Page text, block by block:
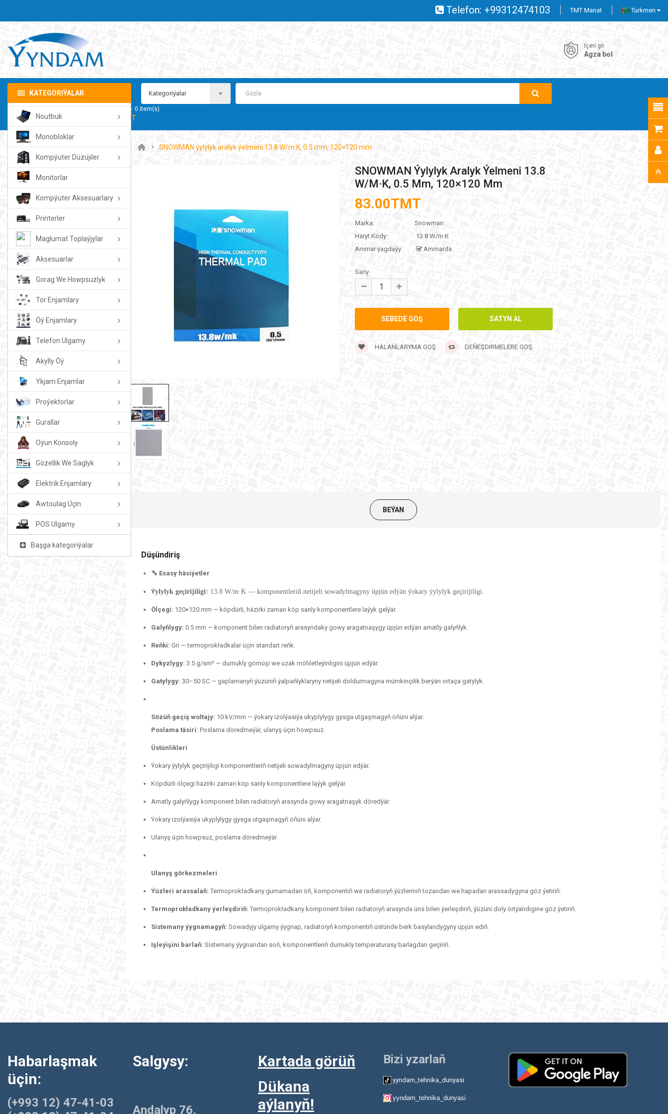
TMT Manat Turkmen
Telefon: +99312474103
Içeri gir
Agza bol
KATEGORIÝALAR
Noutbuk
Monobloklar
Kompýuter Düzüjiler
Monitorlar
Kompýuter Aksesuarlary
Printerler
Maglumat Toplaýjylar
Aksesuarlar
Gorag We Howpsuzlyk
Tor Enjamlary
Öý Enjamlary
Telefon Ulgamy
Akylly Öý
Ykjam Enjamlar
Proýektorlar
Gurallar
Oýun Konsoly
Gözellik We Saglyk
Elektrik Enjamlary
Awtoulag Üçin
POS Ulgamy
Başga kategoriýalar
Kategoriýalar
0 item(s)
- 0.00TMT
SNOWMAN ýylylyk aralyk ýelmeni 13.8 W/m·K, 0.5 mm, 120×120 mm
SNOWMAN Ýylylyk Aralyk Ýelmeni 13.8
W/m·K, 0.5 Mm, 120×120 Mm
83.00TMT
Marka:
Snowman
Haryt Kody:
13.8 W/m·K
Ammar ýagdaýy
Ammarda
Sany
HALANLARYMA GOŞ DEŇEŞDIRMELERE GOŞ
BEÝAN
Düşündiriş
🔧 Esasy häsiýetler
Ýylylyk geçirijiligi: 13.8 W/m·K — komponentleriň netijeli sowadylmagyny üpjün edýän ýokary ýylylyk geçirijiligi.
Ölçegi: 120×120 mm — köpdürli, häzirki zaman köp sanly komponentlere laýyk gelýär.
Galyňlygy: 0.5 mm — komponent bilen radiatoryň arasyndaky gowy aragatnaşygy üpjün edýän amatly galyňlyk.
Reňki: Gri — termoprokładkalar üçin standart reňk.
Dykyzlygy: 3.5 g/sm³ — durnukly görnüşi we uzak möhletleýinligini üpjün edýär.
Gatylygy: 30–50 SC — gaplamanyň ýüzüniň ýalpaňlyklaryny netijeli doldurmagyna mümkinçilik berýän ortaça gatylyk.
Sözüň geçiş woltajy: 10 kV/mm — ýokary izolýasiýa ukyplylygy gysga utgaşmagyň öňüni alýar.
Poslama täsiri: Poslama döredmeýär, ulanyş üçin howpsuz.
Üstünlikleri
Ýokary ýylylyk geçirijiligi komponentleriň netijeli sowadylmagyny üpjün edýär.
Köpdürli ölçegi häzirki zaman köp sanly komponentlere laýyk gelýär.
Amatly galyňlygy komponent bilen radiatoryň arasynda gowy aragatnaşyk döredýär.
Ýokary izolýasiýa ukyplylygy gysga utgaşmagyň öňüni alýar.
Ulanyş üçin howpsuz, poslama döredmeýär.
Ulanyş görkezmeleri
Ýüzleri arassalaň: Termoprokładkany gurnamadan öň, komponentiň we radiatoryň ýüzleriniň tozandan we hapadan arassadygyna göz ýetiriň.
Termoprokładkany ýerleşdiriň: Termoprokładkany komponent bilen radiatoryň arasynda üns bilen ýerleşdiriň, ýüzüni doly örtýändigine göz ýetiriň.
Sistemany ýygnamagyň: Sowadyjy ulgamy ýygnap, radiatoryň komponentiň üstünde berk basylandygyny üpjün ediň.
Işleýişini barlaň: Sistemany ýygnandan soň, komponentleriň durnukly temperaturasy barlagdan geçiriň.
Habarlaşmak
üçin:
(+993 12) 47-41-03
Salgysy:
Andalyp 76,
Kartada görüň
Dükana
aýlanyň!
Bizi yzarlaň
yyndam_tehnika_dunyasi
yyndam_tehnika_dunyasi